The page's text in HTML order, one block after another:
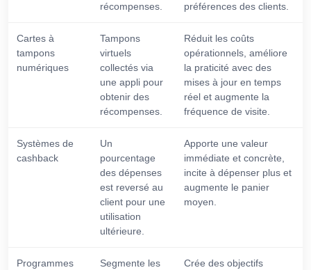
récompenses.
préférences des clients.
Cartes à
tampons
numériques
Tampons
virtuels
collectés via
une appli pour
obtenir des
récompenses.
Réduit les coûts
opérationnels, améliore
la praticité avec des
mises à jour en temps
réel et augmente la
fréquence de visite.
Systèmes de
cashback
Un
pourcentage
des dépenses
est reversé au
client pour une
utilisation
ultérieure.
Apporte une valeur
immédiate et concrète,
incite à dépenser plus et
augmente le panier
moyen.
Programmes
Segmente les
Crée des objectifs